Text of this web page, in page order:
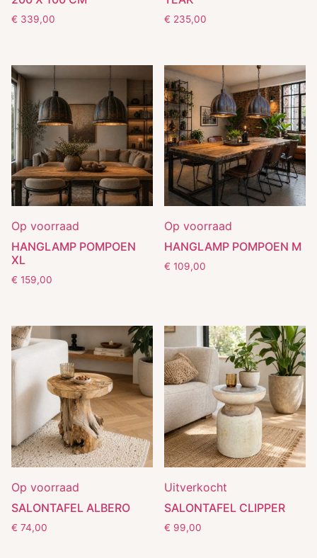
€ 339,00 € 235,00
Op voorraad
HANGLAMP POMPOEN
XL
€ 159,00
Op voorraad
HANGLAMP POMPOEN M
€ 109,00
Op voorraad
SALONTAFEL ALBERO
€ 74,00
Uitverkocht
SALONTAFEL CLIPPER
€ 99,00